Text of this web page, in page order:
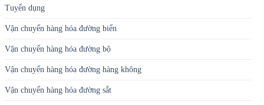
Tuyển dụng
Vận chuyển hàng hóa đường biển
Vận chuyển hàng hóa đường bộ
Vận chuyển hàng hóa đường hàng không
Vận chuyển hàng hóa đường sắt